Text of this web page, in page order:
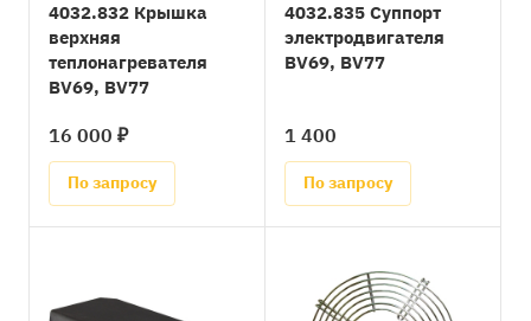
4032.832 Крышка
верхняя
теплонагревателя
BV69, BV77
16 000 ₽
По запросу
4032.835 Суппорт
электродвигателя
BV69, BV77
1 400
По запросу